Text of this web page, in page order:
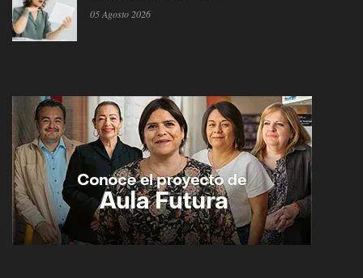
05 Agosto 2026